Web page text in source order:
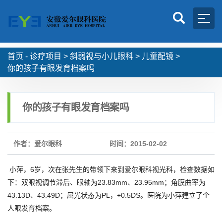
首页 - 诊疗项目 > 斜弱视与小儿眼科 > 儿童配镜 >
你的孩子有眼发育档案吗
你的孩子有眼发育档案吗
作者：爱尔眼科 时间：2015-02-02
小萍，6岁，次在张先生的带领下来到爱尔眼科视光科，检查数据如
下：双眼视调节滞后、眼轴为23.83mm、23.95mm；角膜曲率为
43.13D、43.49D；屈光状态为PL，+0.5DS。医院为小萍建立了个
人眼发育档案。